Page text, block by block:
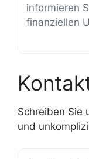
informieren
finanziellen
Schreiben Sie
und